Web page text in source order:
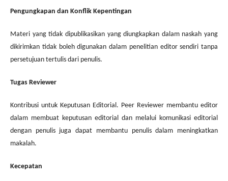
Pengungkapan dan Konflik Kepentingan
Materi yang tidak dipublikasikan yang diungkapkan dalam naskah yang
dikirimkan tidak boleh digunakan dalam penelitian editor sendiri tanpa
persetujuan tertulis dari penulis.
Tugas Reviewer
Kontribusi untuk Keputusan Editorial. Peer Reviewer membantu editor
dalam membuat keputusan editorial dan melalui komunikasi editorial
dengan penulis juga dapat membantu penulis dalam meningkatkan
makalah.
Kecepatan